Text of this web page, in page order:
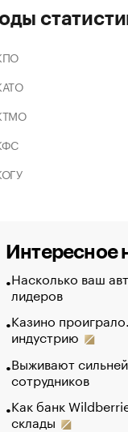
Интересное
Насколько ваш
лидеров
Казино
индустрию
Выживают
сотрудников
Как банк
склады